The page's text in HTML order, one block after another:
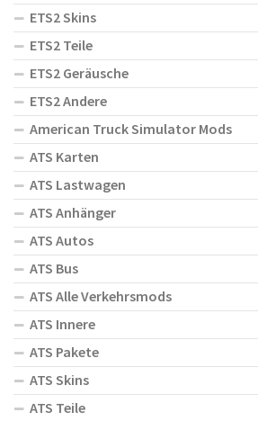
ETS2 Skins
ETS2 Teile
ETS2 Geräusche
ETS2 Andere
American Truck Simulator Mods
ATS Karten
ATS Lastwagen
ATS Anhänger
ATS Autos
ATS Bus
ATS Alle Verkehrsmods
ATS Innere
ATS Pakete
ATS Skins
ATS Teile